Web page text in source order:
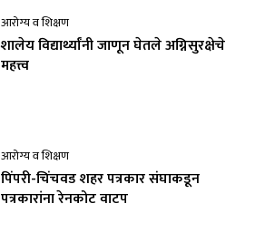
आरोग्य व शिक्षण
शालेय विद्यार्थ्यांनी जाणून घेतले अग्निसुरक्षेचे
महत्त्व
आरोग्य व शिक्षण
पिंपरी-चिंचवड शहर पत्रकार संघाकडून
पत्रकारांना रेनकोट वाटप